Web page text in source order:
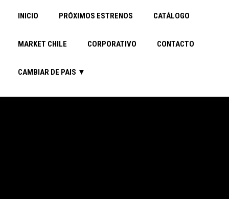
INICIO PRÓXIMOS ESTRENOS CATÁLOGO
MARKET CHILE CORPORATIVO CONTACTO
CAMBIAR DE PAIS ▼